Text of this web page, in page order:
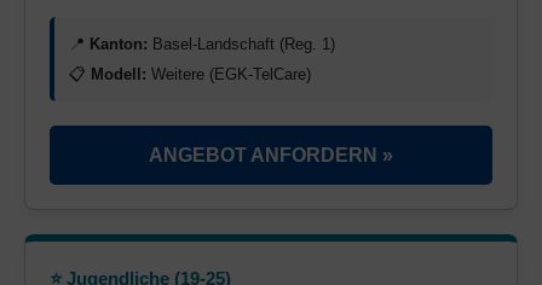
📍 Kanton: Basel-Landschaft (Reg. 1)
📋 Modell: Weitere (EGK-TelCare)
ANGEBOT ANFORDERN »
⭐ Jugendliche (19-25)